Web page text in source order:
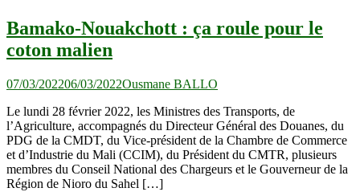
Bamako-Nouakchott : ça roule pour le
coton malien
07/03/202206/03/2022Ousmane BALLO
Le lundi 28 février 2022, les Ministres des Transports, de
l’Agriculture, accompagnés du Directeur Général des Douanes, du
PDG de la CMDT, du Vice-président de la Chambre de Commerce
et d’Industrie du Mali (CCIM), du Président du CMTR, plusieurs
membres du Conseil National des Chargeurs et le Gouverneur de la
Région de Nioro du Sahel […]